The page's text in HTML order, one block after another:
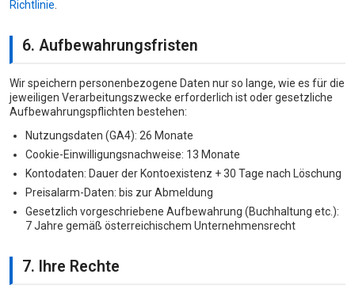
Richtlinie
6. Aufbewahrungsfristen
Wir speichern personenbezogene Daten nur so lange, wie es für die
jeweiligen Verarbeitungszwecke erforderlich ist oder gesetzliche
Aufbewahrungspflichten bestehen:
Nutzungsdaten (GA4): 26 Monate
Cookie-Einwilligungsnachweise: 13 Monate
Kontodaten: Dauer der Kontoexistenz + 30 Tage nach Löschung
Preisalarm-Daten: bis zur Abmeldung
Gesetzlich vorgeschriebene Aufbewahrung (Buchhaltung etc.):
7 Jahre gemäß österreichischem Unternehmensrecht
7. Ihre Rechte